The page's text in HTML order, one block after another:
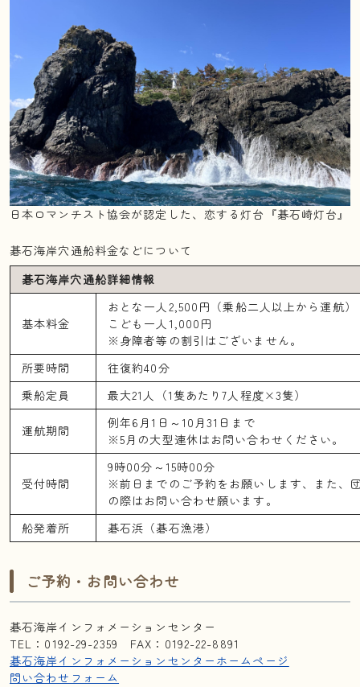
日本ロマンチスト協会が認定した、恋する灯台『碁石崎灯台』
碁石海岸穴通船料金などについて
碁石海岸穴通船詳細情報
基本料金
おとな一人2,500円（乗船二人以上から運航）
こども一人1,000円
※身障者等の割引はございません。
所要時間
往復約40分
乗船定員
最大21人（1隻あたり7人程度×3隻）
運航期間
例年6月1日～10月31日まで
※5月の大型連休はお問い合わせください。
受付時間
9時00分～15時00分
※前日までのご予約をお願いします、また、
の際はお問い合わせ願います。
船発着所
碁石浜（碁石漁港）
ご予約・お問い合わせ
碁石海岸インフォメーションセンター
TEL：0192-29-2359 FAX：0192-22-8891
碁石海岸インフォメーションセンターホームページ
問い合わせフォーム